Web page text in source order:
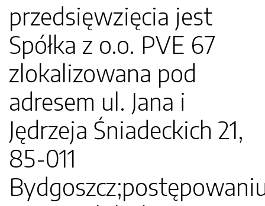
przedsięwzięcia jest
Spółka z o.o. PVE 67
zlokalizowana pod
adresem ul. Jana i
Jędrzeja Śniadeckich 21,
85-011